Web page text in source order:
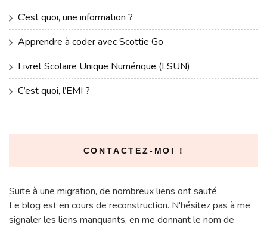
C’est quoi, une information ?
Apprendre à coder avec Scottie Go
Livret Scolaire Unique Numérique (LSUN)
C’est quoi, l’EMI ?
CONTACTEZ-MOI !
Suite à une migration, de nombreux liens ont sauté.
Le blog est en cours de reconstruction. N'hésitez pas à me
signaler les liens manquants, en me donnant le nom de